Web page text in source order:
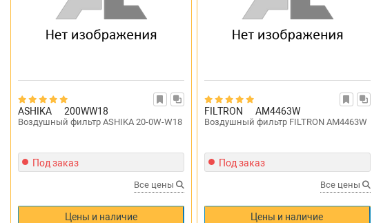
ASHIKA 200WW18
Воздушный фильтр ASHIKA 20-0W-W18
Под заказ
Все цены
Цены и наличие
FILTRON AM4463W
Воздушный фильтр FILTRON AM4463W
Под заказ
Все цены
Цены и наличие